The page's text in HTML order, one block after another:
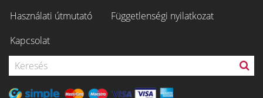
Használati útmutató
Függetlenségi nyilatkozat
Kapcsolat